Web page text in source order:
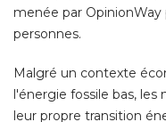
menée par OpinionWay
personnes.
Malgré un contexte
l'énergie fossile bas,
leur propre transition